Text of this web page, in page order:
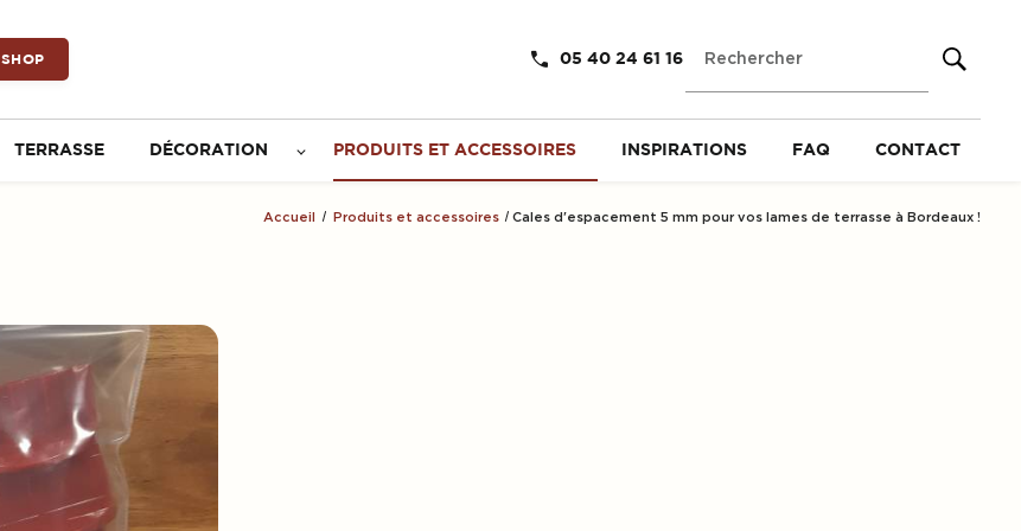
SHOP 05 40 24 61 16 Rechercher
TERRASSE DÉCORATION PRODUITS ET ACCESSOIRES INSPIRATIONS FAQ CONTACT
Accueil Produits et accessoires Cales d'espacement 5 mm pour vos lames de terrasse à Bordeaux !